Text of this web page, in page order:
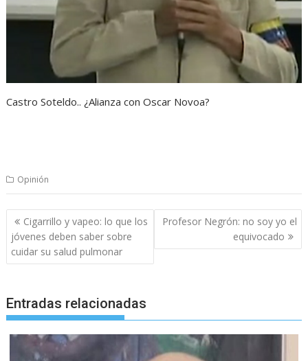
Castro Soteldo.. ¿Alianza con Oscar Novoa?
Opinión
Navegación
de
entradas
Cigarrillo y vapeo: lo que los
jóvenes deben saber sobre
cuidar su salud pulmonar
Profesor Negrón: no soy yo el
equivocado
Entradas relacionadas